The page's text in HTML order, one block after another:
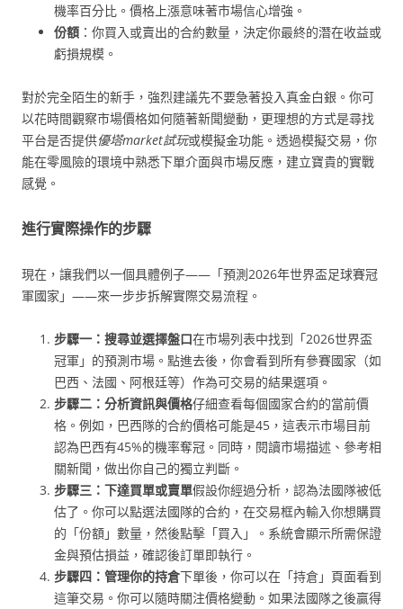
機率百分比。價格上漲意味著市場信心增強。
份額 ：你買入或賣出的合約數量，決定你最終的潛在收益或
虧損規模。
對於完全陌生的新手，強烈建議先不要急著投入真金白銀。你可
以花時間觀察市場價格如何隨著新聞變動，更理想的方式是尋找
平台是否提供優塔market試玩或模擬金功能。透過模擬交易，你
能在零風險的環境中熟悉下單介面與市場反應，建立寶貴的實戰
感覺。
進行實際操作的步驟
現在，讓我們以一個具體例子——「預測2026年世界盃足球賽冠
軍國家」——來一步步拆解實際交易流程。
步驟一：搜尋並選擇盤口在市場列表中找到「2026世界盃
冠軍」的預測市場。點進去後，你會看到所有參賽國家（如
巴西、法國、阿根廷等）作為可交易的結果選項。
步驟二：分析資訊與價格仔細查看每個國家合約的當前價
格。例如，巴西隊的合約價格可能是45，這表示市場目前
認為巴西有45%的機率奪冠。同時，閱讀市場描述、參考相
關新聞，做出你自己的獨立判斷。
步驟三：下達買單或賣單假設你經過分析，認為法國隊被低
估了。你可以點選法國隊的合約，在交易框內輸入你想購買
的「份額」數量，然後點擊「買入」。系統會顯示所需保證
金與預估損益，確認後訂單即執行。
步驟四：管理你的持倉下單後，你可以在「持倉」頁面看到
這筆交易。你可以隨時關注價格變動。如果法國隊之後贏得